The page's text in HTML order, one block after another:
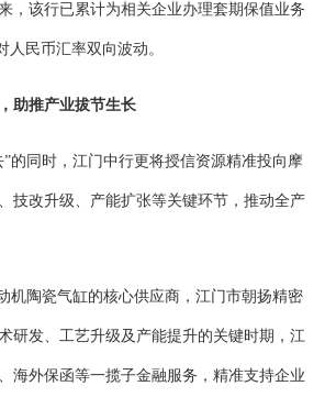
，该行已累计为相关企业办理套期保值业务
人民币汇率双向波动。
，助推产业拔节生长
的同时，江门中行更将授信资源精准投向摩
技改升级、产能扩张等关键环节，推动全产
机陶瓷气缸的核心供应商，江门市朝扬精密
研发、工艺升级及产能提升的关键时期，江
海外保函等一揽子金融服务，精准支持企业